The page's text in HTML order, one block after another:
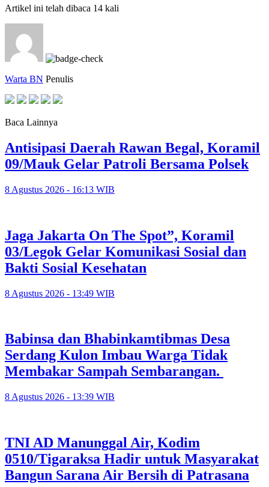
Artikel ini telah dibaca 14 kali
Warta BN Penulis
Baca Lainnya
Antisipasi Daerah Rawan Begal, Koramil
09/Mauk Gelar Patroli Bersama Polsek
8 Agustus 2026 - 16:13 WIB
Jaga Jakarta On The Spot”, Koramil
03/Legok Gelar Komunikasi Sosial dan
Bakti Sosial Kesehatan
8 Agustus 2026 - 13:49 WIB
Babinsa dan Bhabinkamtibmas Desa
Serdang Kulon Imbau Warga Tidak
Membakar Sampah Sembarangan.
8 Agustus 2026 - 13:39 WIB
TNI AD Manunggal Air, Kodim
0510/Tigaraksa Hadir untuk Masyarakat
Bangun Sarana Air Bersih di Patrasana